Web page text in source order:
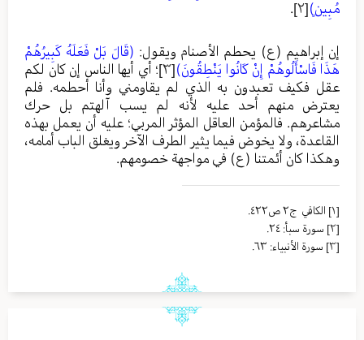
مُبِينٍ)[٢] .
إن إبراهيم (ع) يحطم الأصنام ويقول: (قَالَ بَلْ فَعَلَهُ كَبِيرُهُمْ
هَذَا فَاسْأَلُوهُمْ إِنْ كَانُوا يَنْطِقُونَ)[٣]
؛ أي أيها الناس إن كان لكم
عقل فكيف تعبدون به الذي لم يقاومني وأنا أحطمه. فلم
يعترض منهم أحد عليه لأنه لم يسب آلهتم بل حرك
مشاعرهم. فالمؤمن العاقل المؤثر المربي؛ عليه أن يعمل بهذه
القاعدة، ولا يخوض فيما يثير الطرف الآخر ويغلق الباب أمامه،
وهكذا كان أئمتنا (ع) في مواجهة خصومهم.
[١]
الکافي ج٢ ص٤٢٢.
[٢]
سورة سبأ: ٢٤.
[٣]
سورة الأنبياء: ٦٣.